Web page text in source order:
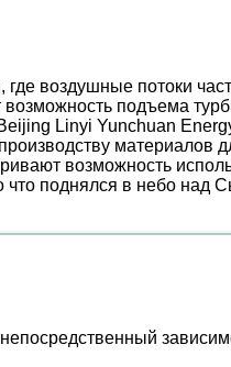
где воздушные потоки
подъема
Linyi Yunchuan
материалов
возможность
что поднялся в небо